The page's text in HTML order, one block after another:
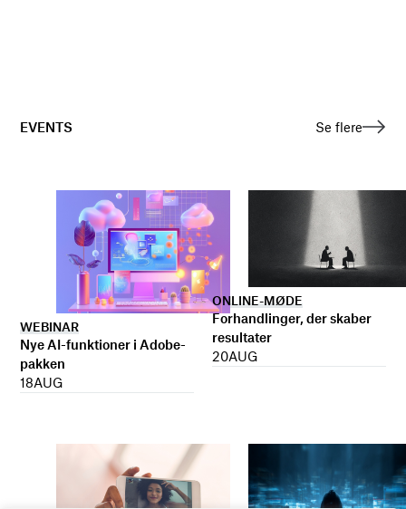
EVENTS Se flere
WEBINAR
Nye AI-funktioner i Adobe-
pakken
18AUG
ONLINE-MØDE
Forhandlinger, der skaber
resultater
20AUG